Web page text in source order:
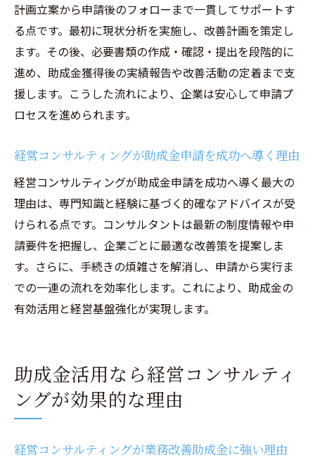
計画立案から申請後のフォローまで一貫してサポートす
る点です。最初に現状分析を実施し、改善計画を策定し
ます。その後、必要書類の作成・確認・提出を段階的に
進め、助成金獲得後の実績報告や改善活動の定着まで支
援します。こうした流れにより、企業は安心して申請プ
ロセスを進められます。
経営コンサルティングが助成金申請を成功へ導く理由
経営コンサルティングが助成金申請を成功へ導く最大の
理由は、専門知識と経験に基づく的確なアドバイスが受
けられる点です。コンサルタントは最新の制度情報や申
請要件を把握し、企業ごとに最適な改善策を提案しま
す。さらに、手続きの煩雑さを解消し、申請から実行ま
での一連の流れを効率化します。これにより、助成金の
有効活用と経営基盤強化が実現します。
助成金活用なら経営コンサルティ
ングが効果的な理由
経営コンサルティングが業務改善助成金に強い理由